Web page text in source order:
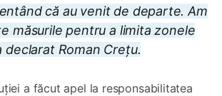
că au venit de departe. Am
măsurile pentru a limita zonele
declarat Roman Crețu.
a făcut apel la responsabilitatea